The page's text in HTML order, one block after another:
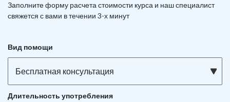
Заполните форму расчета стоимости курса и наш специалист
свяжется с вами в течении 3-х минут
Вид помощи
Бесплатная консультация
Длительность употребления